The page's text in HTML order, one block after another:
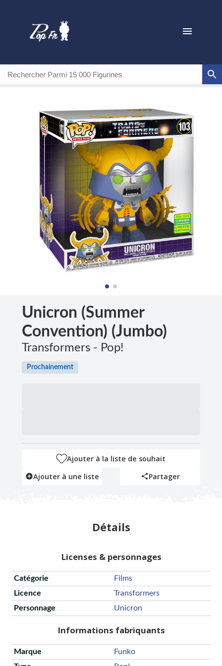
Unicron (Summer
Convention) (Jumbo)
Transformers - Pop!
Prochainement
Ajouter à la liste de souhait
Ajouter à une liste
Partager
Détails
Licenses & personnages
Catégorie
Films
Licence
Transformers
Personnage
Unicron
Informations fabriquants
Marque
Funko